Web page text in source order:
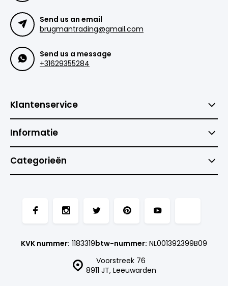
Send us an email
brugmantrading@gmail.com
Send us a message
+31629355284
Klantenservice
Informatie
Categorieën
Voorstreek 76
8911 JT, Leeuwarden
KVK nummer: 1183319btw-nummer: NL001392399B09